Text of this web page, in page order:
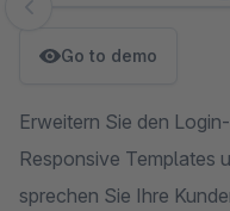
Skip image gallery
Go to demo
Erweitern Sie den
Responsive Templates
sprechen Sie Ihre